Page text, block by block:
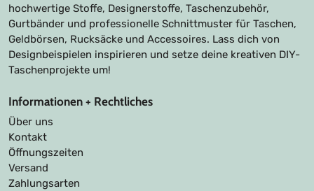
hochwertige Stoffe, Designerstoffe, Taschenzubehör,
Gurtbänder und professionelle Schnittmuster für Taschen,
Geldbörsen, Rucksäcke und Accessoires. Lass dich von
Designbeispielen inspirieren und setze deine kreativen DIY-
Taschenprojekte um!
Informationen + Rechtliches
Über uns
Kontakt
Öffnungszeiten
Versand
Zahlungsarten